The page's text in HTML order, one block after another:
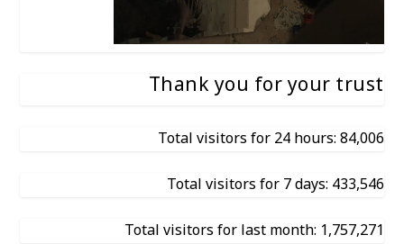
Thank you for your trust
Total visitors for 24 hours: 84,006
Total visitors for 7 days: 433,546
Total visitors for last month: 1,757,271